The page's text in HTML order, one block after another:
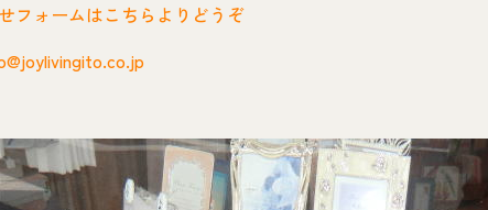
フォームはこちらよりどうぞ